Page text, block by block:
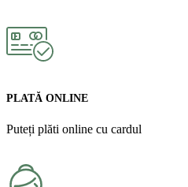
PLATĂ ONLINE
Puteți plăti online cu cardul